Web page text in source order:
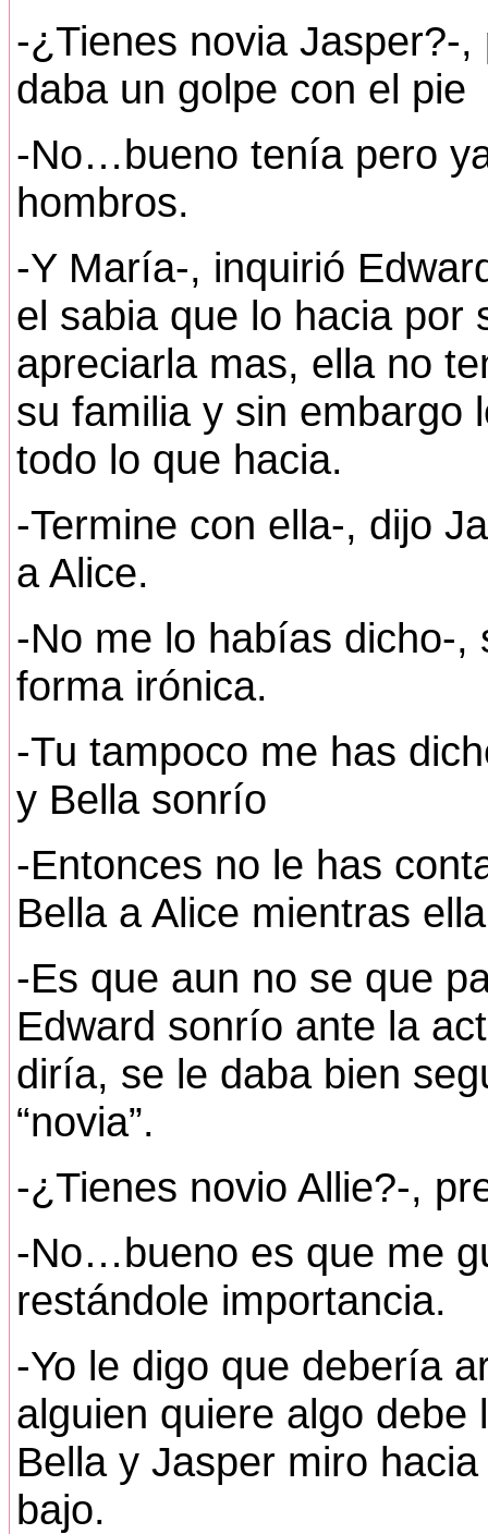
-¿Tienes novia Jasper?-
daba un golpe con el pie
-No…bueno tenía pero
hombros.
-Y María-, inquirió
el sabia que lo hacia por
apreciarla mas, ella no
su familia y sin embargo
todo lo que hacia.
-Termine con ella-, dijo
a Alice.
-No me lo habías dicho-
forma irónica.
-Tu tampoco me has
y Bella sonrío
-Entonces no le has
Bella a Alice mientras
-Es que aun no se que
Edward sonrío ante la
diría, se le daba bien
“novia”.
-¿Tienes novio Allie?-,
-No…bueno es que me
restándole importancia.
-Yo le digo que debería
alguien quiere algo
Bella y Jasper miro
bajo.